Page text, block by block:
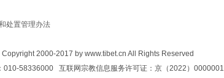
处置管理办法
2000-2017 by www.tibet.cn All Rights Reserved
58336000 互联网宗教信息服务许可证：京（2022）0000001